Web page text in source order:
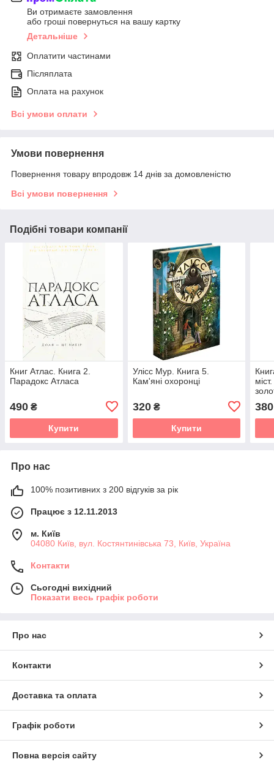
Ви отримаєте замовлення
або гроші повернуться на вашу картку
Детальніше
Оплатити частинами
Післяплата
Оплата на рахунок
Всі умови оплати
Умови повернення
Повернення товару впродовж 14 днів за домовленістю
Всі умови повернення
Подібні товари компанії
Книг Атлас. Книга 2.
Парадокс Атласа
490 ₴
Купити
Улісс Мур. Книга 5.
Кам'яні охоронці
320₴
Купити
380
Про нас
100% позитивних з 200 відгуків за рік
Працює з 12.11.2013
м. Київ
04080 Київ, вул. Костянтинівська 73, Київ, Україна
Контакти
Сьогодні вихідний
Показати весь графік роботи
Про нас
Контакти
Доставка та оплата
Графік роботи
Повна версія сайту